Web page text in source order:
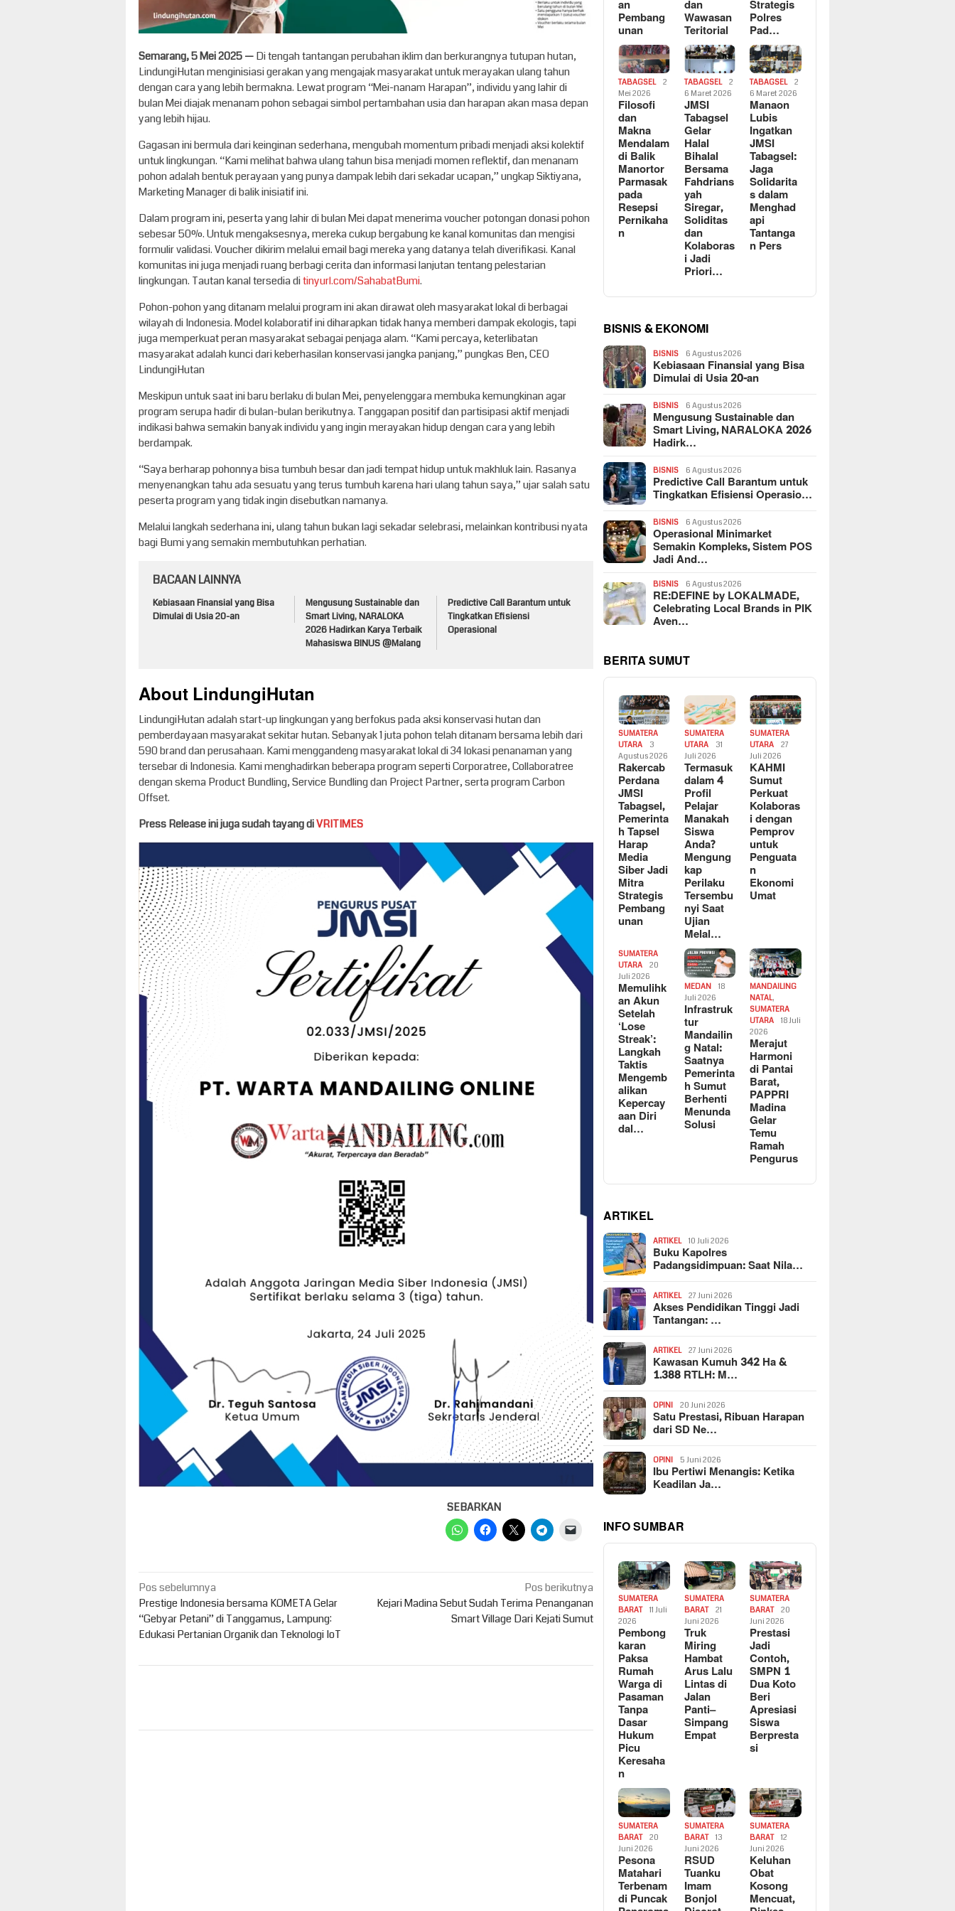
Semarang, 5 Mei 2025 —Di tengah tantangan perubahan iklim dan berkurangnya tutupan hutan,
LindungiHutan menginisiasi gerakan yang mengajak masyarakat untuk merayakan ulang tahun
dengan cara yang lebih bermakna. Lewat program “Mei-nanam Harapan”, individu yang lahir di
bulan Mei diajak menanam pohon sebagai simbol pertambahan usia dan harapan akan masa depan
yang lebih hijau.
Gagasan ini bermula dari keinginan sederhana, mengubah momentum pribadi menjadi aksi kolektif
untuk lingkungan. “Kami melihat bahwa ulang tahun bisa menjadi momen reflektif, dan menanam
pohon adalah bentuk perayaan yang punya dampak lebih dari sekadar ucapan,” ungkap Siktiyana,
Marketing Manager di balik inisiatif ini.
Dalam program ini, peserta yang lahir di bulan Mei dapat menerima voucher potongan donasi pohon
sebesar 50%. Untuk mengaksesnya, mereka cukup bergabung ke kanal komunitas dan mengisi
formulir validasi. Voucher dikirim melalui email bagi mereka yang datanya telah diverifikasi. Kanal
komunitas ini juga menjadi ruang berbagi cerita dan informasi lanjutan tentang pelestarian
lingkungan. Tautan kanal tersedia ditinyurl.com/SahabatBumi.
Pohon-pohon yang ditanam melalui program ini akan dirawat oleh masyarakat lokal di berbagai
wilayah di Indonesia. Model kolaboratif ini diharapkan tidak hanya memberi dampak ekologis, tapi
juga memperkuat peran masyarakat sebagai penjaga alam. “Kami percaya, keterlibatan
masyarakat adalah kunci dari keberhasilan konservasi jangka panjang,” pungkas Ben, CEO
LindungiHutan
Meskipun untuk saat ini baru berlaku di bulan Mei, penyelenggara membuka kemungkinan agar
program serupa hadir di bulan-bulan berikutnya. Tanggapan positif dan partisipasi aktif menjadi
indikasi bahwa semakin banyak individu yang ingin merayakan hidup dengan cara yang lebih
berdampak.
“Saya berharap pohonnya bisa tumbuh besar dan jadi tempat hidup untuk makhluk lain. Rasanya
menyenangkan tahu ada sesuatu yang terus tumbuh karena hari ulang tahun saya,” ujar salah satu
peserta program yang tidak ingin disebutkan namanya.
Melalui langkah sederhana ini, ulang tahun bukan lagi sekadar selebrasi, melainkan kontribusi nyata
bagi Bumi yang semakin membutuhkan perhatian.
BACAAN LAINNYA
Kebiasaan Finansial yang Bisa
Dimulai di Usia 20-an
Mengusung Sustainable dan
Smart Living, NARALOKA
2026 Hadirkan Karya Terbaik
Mahasiswa BINUS @Malang
Predictive Call Barantum untuk
Tingkatkan Efisiensi
Operasional
About LindungiHutan
LindungiHutan adalah start-up lingkungan yang berfokus pada aksi konservasi hutan dan
pemberdayaan masyarakat sekitar hutan. Sebanyak 1 juta pohon telah ditanam bersama lebih dari
590 brand dan perusahaan. Kami menggandeng masyarakat lokal di 34 lokasi penanaman yang
tersebar di Indonesia. Kami menghadirkan beberapa program seperti Corporatree, Collaboratree
dengan skema Product Bundling, Service Bundling dan Project Partner, serta program Carbon
Offset.
Press Release ini juga sudah tayang diVRITIMES
SEBARKAN
Navigasi
pos
Pos sebelumnya
Prestige Indonesia bersama KOMETA Gelar
“Gebyar Petani” di Tanggamus, Lampung:
Edukasi Pertanian Organik dan Teknologi IoT
Pos berikutnya
Kejari Madina Sebut Sudah Terima Penanganan
Smart Village Dari Kejati Sumut
an
Pembang
unan
dan
Wawasan
Teritorial
Strategis
Polres
Pad…
TABAGSEL
2
Mei 2026
Filosofi
dan
Makna
Mendalam
di Balik
Manortor
Parmasak
pada
Resepsi
Pernikaha
n
TABAGSEL
2
6 Maret 2026
JMSI
Tabagsel
Gelar
Halal
Bihalal
Bersama
Fahdrians
yah
Siregar,
Soliditas
dan
Kolaboras
i Jadi
Priori…
TABAGSEL
2
6 Maret 2026
Manaon
Lubis
Ingatkan
JMSI
Tabagsel:
Jaga
Solidarita
s dalam
Menghad
api
Tantanga
n Pers
BISNIS & EKONOMI
BISNIS 6 Agustus 2026
Kebiasaan Finansial yang Bisa
Dimulai di Usia 20-an
BISNIS 6 Agustus 2026
Mengusung Sustainable dan
Smart Living, NARALOKA 2026
Hadirk…
BISNIS 6 Agustus 2026
Predictive Call Barantum untuk
Tingkatkan Efisiensi Operasio…
BISNIS 6 Agustus 2026
Operasional Minimarket
Semakin Kompleks, Sistem POS
Jadi And…
BISNIS 6 Agustus 2026
RE:DEFINE by LOKALMADE,
Celebrating Local Brands in PIK
Aven…
BERITA SUMUT
SUMATERA
UTARA
3
Agustus 2026
Rakercab
Perdana
JMSI
Tabagsel,
Pemerinta
h Tapsel
Harap
Media
Siber Jadi
Mitra
Strategis
Pembang
unan
SUMATERA
UTARA
31
Juli 2026
Termasuk
dalam 4
Profil
Pelajar
Manakah
Siswa
Anda?
Mengung
kap
Perilaku
Tersembu
nyi Saat
Ujian
Melal…
SUMATERA
UTARA
27
Juli 2026
KAHMI
Sumut
Perkuat
Kolaboras
i dengan
Pemprov
untuk
Penguata
n
Ekonomi
Umat
SUMATERA
UTARA
20
Juli 2026
Memulihk
an Akun
Setelah
‘Lose
Streak’:
Langkah
Taktis
Mengemb
alikan
Kepercay
aan Diri
dal…
MEDAN
18
Juli 2026
Infrastruk
tur
Mandailin
g Natal:
Saatnya
Pemerinta
h Sumut
Berhenti
Menunda
Solusi
MANDAILING
NATAL,
SUMATERA
UTARA
18 Juli
2026
Merajut
Harmoni
di Pantai
Barat,
PAPPRI
Madina
Gelar
Temu
Ramah
Pengurus
ARTIKEL
ARTIKEL 10 Juli 2026
Buku Kapolres
Padangsidimpuan: Saat Nila…
ARTIKEL 27 Juni 2026
Akses Pendidikan Tinggi Jadi
Tantangan: …
ARTIKEL 27 Juni 2026
Kawasan Kumuh 342 Ha &
1.388 RTLH: M…
OPINI 20 Juni 2026
Satu Prestasi, Ribuan Harapan
dari SD Ne…
OPINI 5 Juni 2026
Ibu Pertiwi Menangis: Ketika
Keadilan Ja…
INFO SUMBAR
SUMATERA
BARAT
11 Juli
2026
Pembong
karan
Paksa
Rumah
Warga di
Pasaman
Tanpa
Dasar
Hukum
Picu
Keresaha
n
SUMATERA
BARAT
21
Juni 2026
Truk
Miring
Hambat
Arus Lalu
Lintas di
Jalan
Panti–
Simpang
Empat
SUMATERA
BARAT
20
Juni 2026
Prestasi
Jadi
Contoh,
SMPN 1
Dua Koto
Beri
Apresiasi
Siswa
Berpresta
si
SUMATERA
BARAT
20
Juni 2026
Pesona
Matahari
Terbenam
di Puncak
SUMATERA
BARAT
13
Juni 2026
RSUD
Tuanku
Imam
Bonjol
SUMATERA
BARAT
12
Juni 2026
Keluhan
Obat
Kosong
Mencuat,